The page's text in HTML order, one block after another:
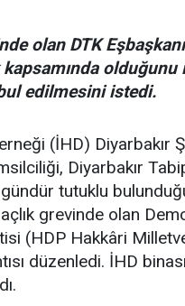
olan DTK
edilmesini istedi.
(İHD) Diyarbakır
Diyarbakır
tutuklu
grevinde olan
(HDP Hakkâri
düzenledi. İHD